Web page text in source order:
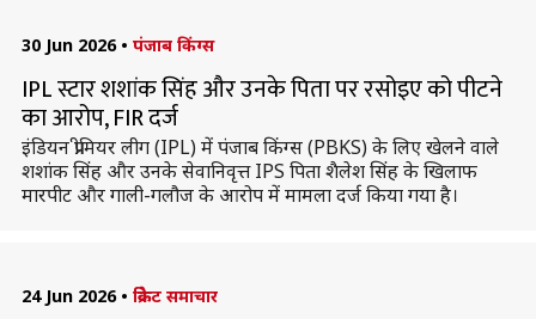
30 Jun 2026 • पंजाब किंग्स
IPL स्टार शशांक सिंह और उनके पिता पर रसोइए को पीटने
का आरोप, FIR दर्ज
इंडियन प्रीमियर लीग (IPL) में पंजाब किंग्स (PBKS) के लिए खेलने वाले
शशांक सिंह और उनके सेवानिवृत्त IPS पिता शैलेश सिंह के खिलाफ
मारपीट और गाली-गलौज के आरोप में मामला दर्ज किया गया है।
24 Jun 2026 • क्रिकेट समाचार